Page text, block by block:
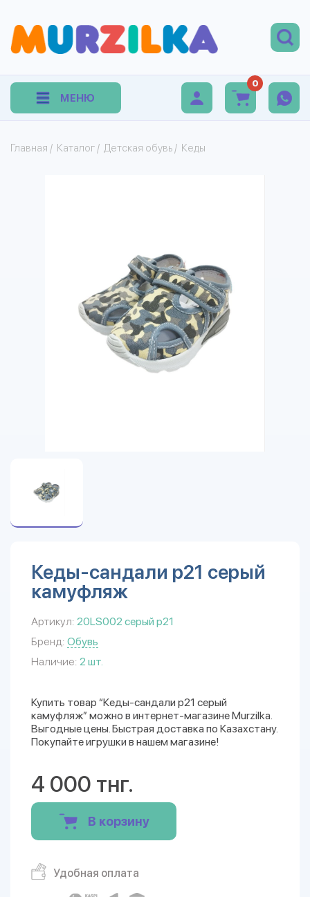
МЕНЮ
0
Главная / Каталог / Детская обувь / Кеды
Кеды-сандали р21 серый
камуфляж
Артикул: 20LS002 серый р21
Бренд: Обувь
Наличие: 2 шт.
Купить товар “Кеды-сандали р21 серый
камуфляж” можно в интернет-магазине Murzilka.
Выгодные цены. Быстрая доставка по Казахстану.
Покупайте игрушки в нашем магазине!
4 000 тнг.
В корзину
Удобная оплата